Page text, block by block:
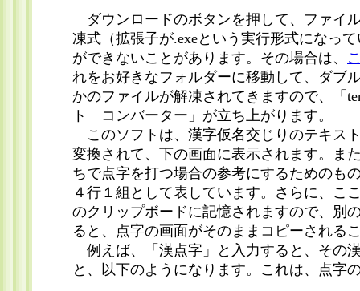
ダウンロードのボタンを押して、ファイ
凍式（拡張子が.exeという実行形式になっ
ができないことがあります。その場合は、
れをお好きなフォルダーに移動して、ダブ
かのファイルが解凍されてきますので、「
ト コンバーター」が立ち上がります。
このソフトは、漢字仮名交じりのテキス
変換されて、下の画面に表示されます。ま
ちで点字を打つ場合の参考にするためのも
４行１組として表しています。さらに、こ
のクリップボードに記憶されますので、別
ると、点字の画面がそのままコピーされる
例えば、「漢点字」と入力すると、その
と、以下のようになります。これは、点字